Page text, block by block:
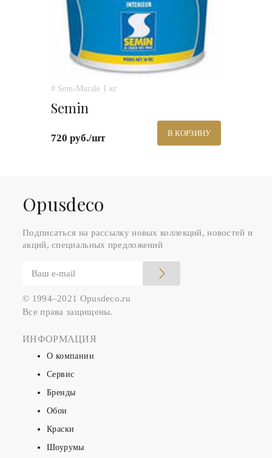
# Sem-Murale 1 кг.
Semin
720 руб./шт В КОРЗИНУ
Оpusdeco
Подписаться на рассылку новых коллекций, новостей и
акций, специальных предложений
© 1994–2021 Opusdeco.ru
Все права защищены.
ИНФОРМАЦИЯ
О компании
Сервис
Бренды
Обои
Краски
Шоурумы